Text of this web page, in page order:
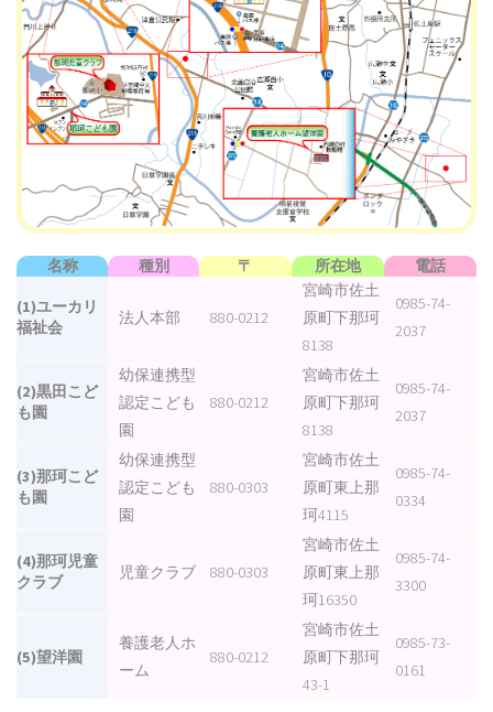
名称 種別 〒 所在地 電話
(1)ユーカリ
福祉会
法人本部 880-0212
宮崎市佐土
原町下那珂
8138
0985-74-
2037
(2)黒田こど
も園
幼保連携型
認定こども
園
880-0212
宮崎市佐土
原町下那珂
8138
0985-74-
2037
(3)那珂こど
も園
幼保連携型
認定こども
園
880-0303
宮崎市佐土
原町東上那
珂4115
0985-74-
0334
(4)那珂児童
クラブ
児童クラブ 880-0303
宮崎市佐土
原町東上那
珂16350
0985-74-
3300
(5)望洋園
養護老人ホ
ーム
880-0212
宮崎市佐土
原町下那珂
43-1
0985-73-
0161